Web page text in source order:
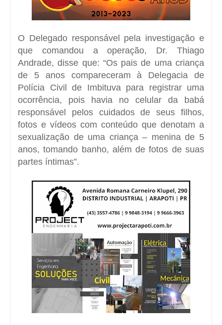
O Delegado responsável pela investigação e
que comandou a operação, Dr. Thiago
Andrade, disse que: “Os pais de uma criança
de 5 anos compareceram à Delegacia de
Polícia Civil de Imbituva para registrar uma
ocorrência, pois havia no celular da babá
responsável pelos cuidados de seus filhos,
fotos e vídeos com conteúdo que denotam a
sexualização de uma criança – menina de 5
anos, tomando banho, além de fotos de suas
partes íntimas”.